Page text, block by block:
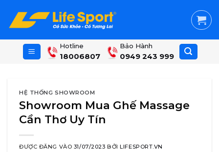
content
Hotline
18006807
Bảo Hành
0949 243 999
HỆ THỐNG SHOWROOM
Showroom Mua Ghế Massage
Cần Thơ Uy Tín
ĐƯỢC ĐĂNG VÀO 31/07/2023 BỞILIFESPORT.VN